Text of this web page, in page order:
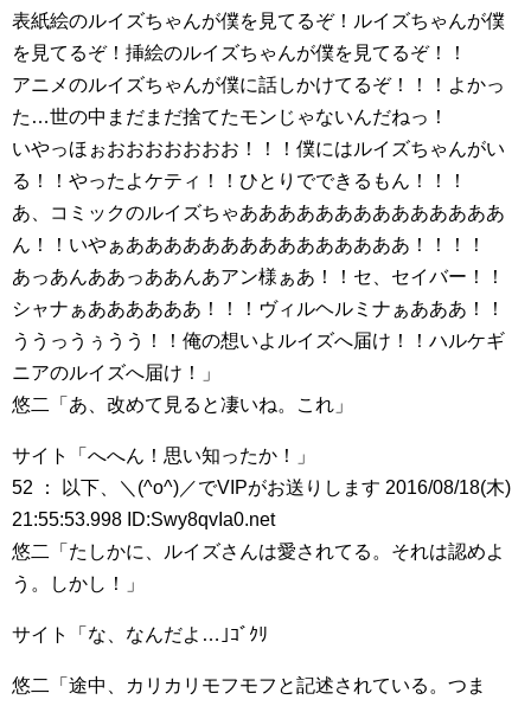
表紙絵のルイズちゃんが僕を見てるぞ！ルイズちゃんが僕
を見てるぞ！挿絵のルイズちゃんが僕を見てるぞ！！
アニメのルイズちゃんが僕に話しかけてるぞ！！！よかっ
た…世の中まだまだ捨てたモンじゃないんだねっ！
いやっほぉおおおおおおお！！！僕にはルイズちゃんがい
る！！やったよケティ！！ひとりでできるもん！！！
あ、コミックのルイズちゃああああああああああああああ
ん！！いやぁあああああああああああああああ！！！！
あっあんああっああんあアン様ぁあ！！セ、セイバー！！
シャナぁああああああ！！！ヴィルヘルミナぁあああ！！
ううっうぅうう！！俺の想いよルイズへ届け！！ハルケギ
ニアのルイズへ届け！」
悠二「あ、改めて見ると凄いね。これ」
サイト「へへん！思い知ったか！」
52 ： 以下、＼(^o^)／でVIPがお送りします 2016/08/18(木)
21:55:53.998 ID:Swy8qvIa0.net
悠二「たしかに、ルイズさんは愛されてる。それは認めよ
う。しかし！」
サイト「な、なんだよ…｣ｺﾞｸﾘ
悠二「途中、カリカリモフモフと記述されている。つま